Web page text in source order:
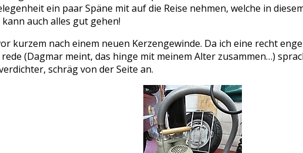
ein paar Späne mit auf die Reise nehmen, welche in
auch alles gut gehen!
kurzem nach einem neuen Kerzengewinde. Da ich eine recht
(Dagmar meint, das hinge mit meinem Alter zusammen…)
schräg von der Seite an.